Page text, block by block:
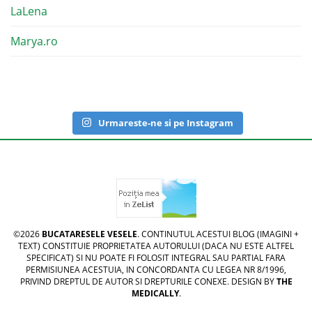
LaLena
Marya.ro
Urmareste-ne si pe Instagram
©2026 BUCATARESELE VESELE. CONTINUTUL ACESTUI BLOG (IMAGINI +
TEXT) CONSTITUIE PROPRIETATEA AUTORULUI (DACA NU ESTE ALTFEL
SPECIFICAT) SI NU POATE FI FOLOSIT INTEGRAL SAU PARTIAL FARA
PERMISIUNEA ACESTUIA, IN CONCORDANTA CU LEGEA NR 8/1996,
PRIVIND DREPTUL DE AUTOR SI DREPTURILE CONEXE. DESIGN BYTHE
MEDICALLY.